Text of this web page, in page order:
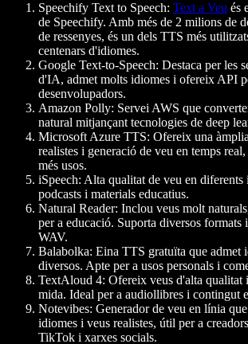
Speechify Text to Speech: Text a Veu és
de Speechify. Amb més de 2 milions de
de ressenyes, és un dels TTS més
centenars d'idiomes.
Google Text-to-Speech: Destaca per les
d'IA, admet molts idiomes i ofereix API
desenvolupadors.
Amazon Polly: Servei AWS que
natural mitjançant tecnologies de deep
Microsoft Azure TTS: Ofereix una
realistes i generació de veu en temps
més usos.
iSpeech: Alta qualitat de veu en diferents
podcasts i materials educatius.
Natural Reader: Inclou veus molt
per a educació. Suporta diversos formats
WAV.
Balabolka: Eina TTS gratuïta que admet
diversos. Apte per a usos personals i
TextAloud 4: Ofereix veus d'alta qualitat
mida. Ideal per a audiollibres i contingut
Notevibes: Generador de veu en línia
idiomes i veus realistes, útil per a
TikTok i xarxes socials.